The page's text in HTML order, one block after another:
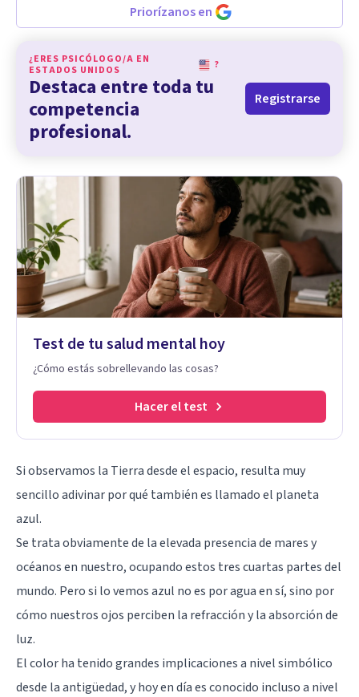
Priorízanos en
¿ERES PSICÓLOGO/A EN
ESTADOS UNIDOS
?
Destaca entre toda tu
competencia
profesional.
Registrarse
Test de tu salud mental hoy
¿Cómo estás sobrellevando las cosas?
Hacer el test
Si observamos la Tierra desde el espacio, resulta muy
sencillo adivinar por qué también es llamado el planeta
azul.
Se trata obviamente de la elevada presencia de mares y
océanos en nuestro, ocupando estos tres cuartas partes del
mundo. Pero si lo vemos azul no es por agua en sí, sino por
cómo nuestros ojos perciben la refracción y la absorción de
luz.
El color ha tenido grandes implicaciones a nivel simbólico
desde la antigüedad, y hoy en día es conocido incluso a nivel